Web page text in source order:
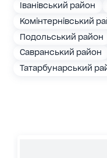
Іванівський район
Комінтернівський
Подольський район
Савранський район
Татарбунарський